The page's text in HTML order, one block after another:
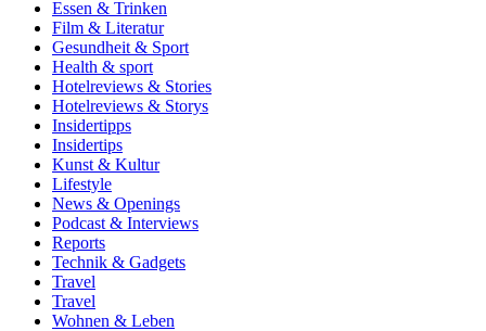
Essen & Trinken
Film & Literatur
Gesundheit & Sport
Health & sport
Hotelreviews & Stories
Hotelreviews & Storys
Insidertipps
Insidertips
Kunst & Kultur
Lifestyle
News & Openings
Podcast & Interviews
Reports
Technik & Gadgets
Travel
Travel
Wohnen & Leben